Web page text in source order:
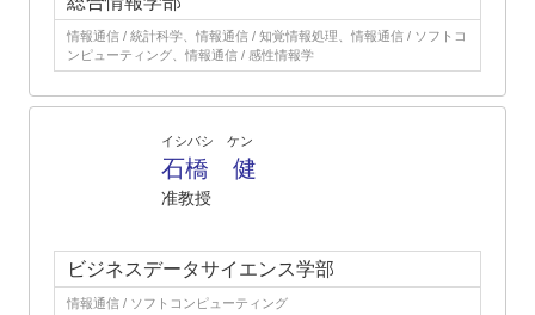
情報通信 / 統計科学、情報通信 / 知覚情報処理、情報通信 / ソフトコ
ンピューティング、情報通信 / 感性情報学
イシバシ ケン
石橋 健
准教授
ビジネスデータサイエンス学部
情報通信 / ソフトコンピューティング